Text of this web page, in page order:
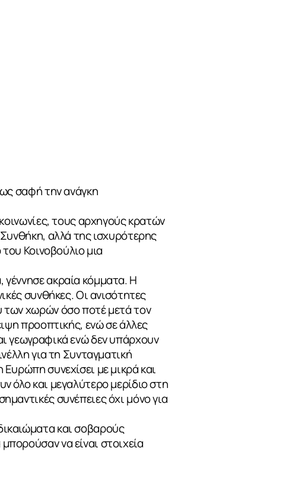
σαφή την ανάγκη
τους αρχηγούς κρατών
αλλά της ισχυρότερης
Κοινοβούλιο μια
ακραία κόμματα. Η
συνθήκες. Οι ανισότητες
των χωρών όσο ποτέ μετά τον
προοπτικής, ενώ σε άλλες
γεωγραφικά ενώ δεν υπάρχουν
για τη Συνταγματική
συνεχίσει με μικρά και
όλο και μεγαλύτερο μερίδιο στη
συνέπειες όχι μόνο για
και σοβαρούς
να είναι στοιχεία